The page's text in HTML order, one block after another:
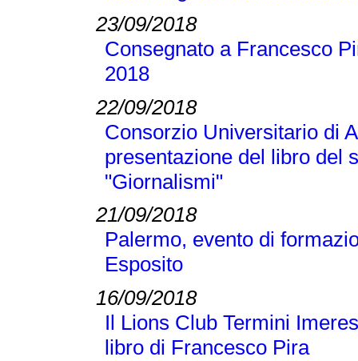
23/09/2018
Consegnato a Francesco
2018
22/09/2018
Consorzio Universitario di
presentazione del libro del
"Giornalismi"
21/09/2018
Palermo, evento di
Esposito
16/09/2018
Il Lions Club Termini
libro di Francesco Pira